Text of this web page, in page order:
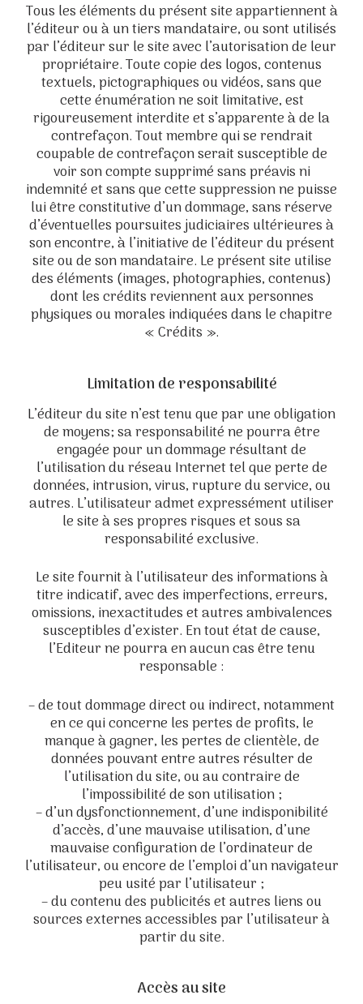
Tous les éléments du présent site appartiennent à
l’éditeur ou à un tiers mandataire, ou sont utilisés
par l’éditeur sur le site avec l’autorisation de leur
propriétaire. Toute copie des logos, contenus
textuels, pictographiques ou vidéos, sans que
cette énumération ne soit limitative, est
rigoureusement interdite et s’apparente à de la
contrefaçon. Tout membre qui se rendrait
coupable de contrefaçon serait susceptible de
voir son compte supprimé sans préavis ni
indemnité et sans que cette suppression ne puisse
lui être constitutive d’un dommage, sans réserve
d’éventuelles poursuites judiciaires ultérieures à
son encontre, à l’initiative de l’éditeur du présent
site ou de son mandataire. Le présent site utilise
des éléments (images, photographies, contenus)
dont les crédits reviennent aux personnes
physiques ou morales indiquées dans le chapitre
« Crédits ».
Limitation de responsabilité
L’éditeur du site n’est tenu que par une obligation
de moyens; sa responsabilité ne pourra être
engagée pour un dommage résultant de
l’utilisation du réseau Internet tel que perte de
données, intrusion, virus, rupture du service, ou
autres. L’utilisateur admet expressément utiliser
le site à ses propres risques et sous sa
responsabilité exclusive.
Le site fournit à l’utilisateur des informations à
titre indicatif, avec des imperfections, erreurs,
omissions, inexactitudes et autres ambivalences
susceptibles d’exister. En tout état de cause,
l’Editeur ne pourra en aucun cas être tenu
responsable :
– de tout dommage direct ou indirect, notamment
en ce qui concerne les pertes de profits, le
manque à gagner, les pertes de clientèle, de
données pouvant entre autres résulter de
l’utilisation du site, ou au contraire de
l’impossibilité de son utilisation ;
– d’un dysfonctionnement, d’une indisponibilité
d’accès, d’une mauvaise utilisation, d’une
mauvaise configuration de l’ordinateur de
l’utilisateur, ou encore de l’emploi d’un navigateur
peu usité par l’utilisateur ;
– du contenu des publicités et autres liens ou
sources externes accessibles par l’utilisateur à
partir du site.
Accès au site